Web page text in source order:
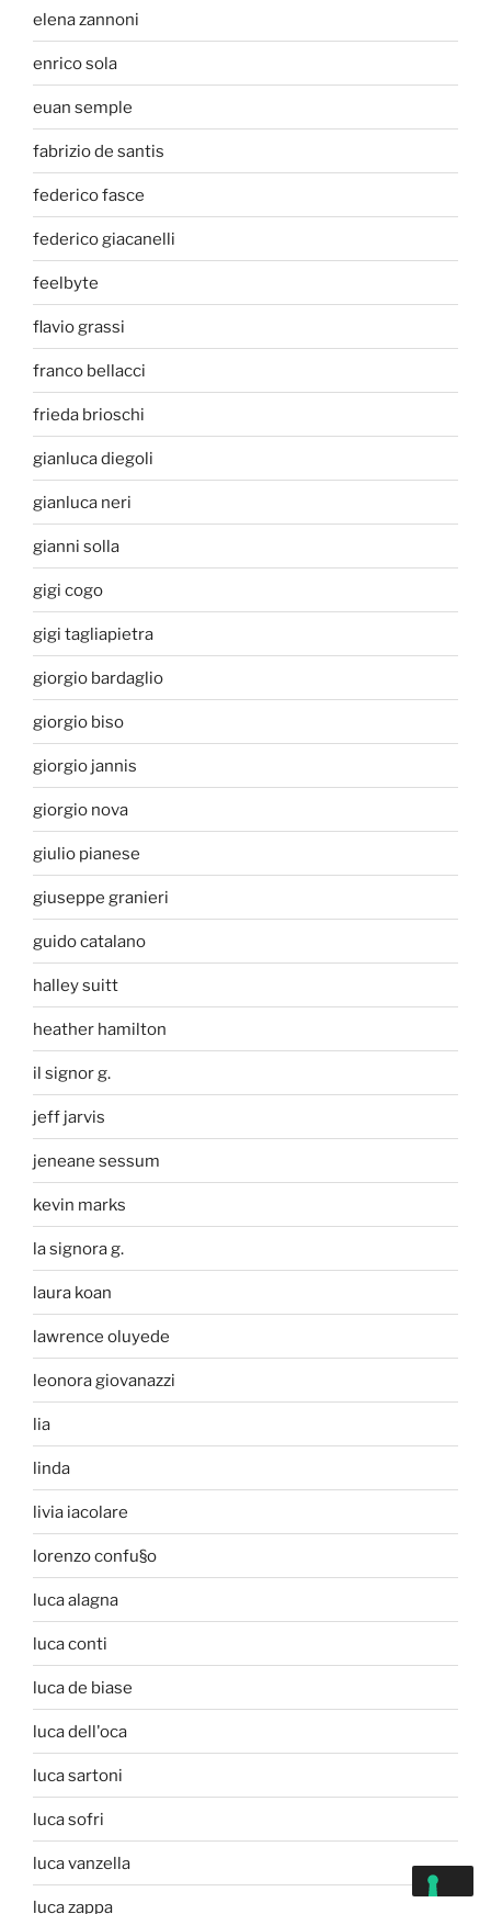
elena zannoni
enrico sola
euan semple
fabrizio de santis
federico fasce
federico giacanelli
feelbyte
flavio grassi
franco bellacci
frieda brioschi
gianluca diegoli
gianluca neri
gianni solla
gigi cogo
gigi tagliapietra
giorgio bardaglio
giorgio biso
giorgio jannis
giorgio nova
giulio pianese
giuseppe granieri
guido catalano
halley suitt
heather hamilton
il signor g.
jeff jarvis
jeneane sessum
kevin marks
la signora g.
laura koan
lawrence oluyede
leonora giovanazzi
lia
linda
livia iacolare
lorenzo confu§o
luca alagna
luca conti
luca de biase
luca dell'oca
luca sartoni
luca sofri
luca vanzella
luca zappa